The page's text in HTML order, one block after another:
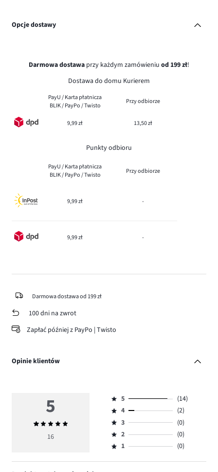
Opcje dostawy
Darmowa dostawa przy każdym zamówieniu od 199 zł!
Dostawa do domu Kurierem
PayU / Karta płatnicza
BLIK / PayPo / Twisto
Przy odbiorze
9,99 zł 13,50 zł
Punkty odbioru
PayU / Karta płatnicza
BLIK / PayPo / Twisto
Przy odbiorze
9,99 zł -
9,99 zł -
Darmowa dostawa od 199 zł
100 dni na zwrot
Zapłać później z PayPo | Twisto
Opinie klientów
5
Średnia
ocena
16
Ocena
5,
ilość
głosów
14.
5
(14)
Ocena
4,
ilość
głosów
4
(2)
Ocena
3,
ilość
3
(0)
Ocena
2,
2
(0)
Ocena
1,
1 (0)